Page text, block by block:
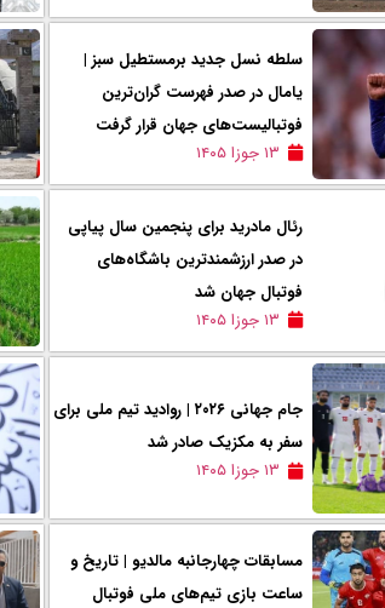
سلطه نسل جدید برمستطیل سبز |
یامال در صدر فهرست گران‌ترین
فوتبالیست‌های جهان قرار گرفت
۱۳ جوزا ۱۴۰۵
رئال مادرید برای پنجمین سال پیاپی
در صدر ارزشمندترین باشگاه‌های
فوتبال جهان شد
۱۳ جوزا ۱۴۰۵
جام جهانی ۲۰۲۶ | روادید تیم ملی برای
سفر به مکزیک صادر شد
۱۳ جوزا ۱۴۰۵
مسابقات چهارجانبه مالدیو | تاریخ و
ساعت بازی تیم‌های ملی فوتبال